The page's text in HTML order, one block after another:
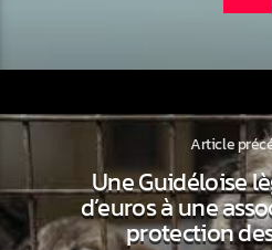
Article
Une Guidéloise
d’euros à une
protection